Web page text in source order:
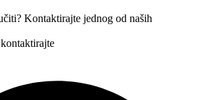
Kontaktirajte jednog od naših
putem telefona, Vibera, WhatsAppa ili